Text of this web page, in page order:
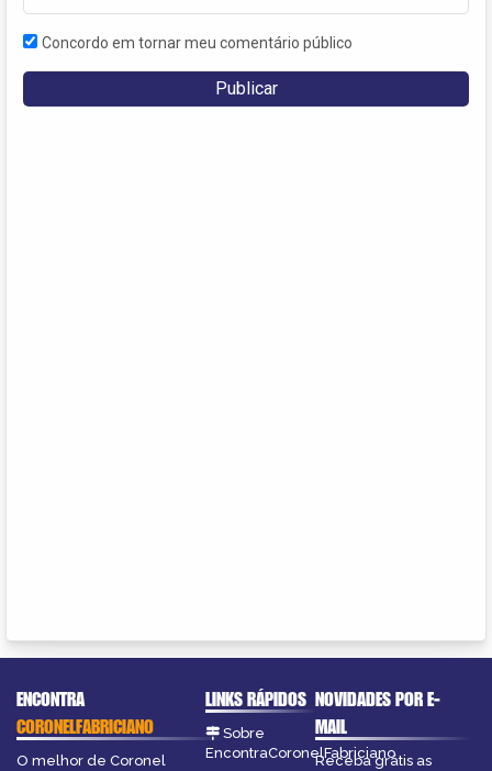
Concordo em tornar meu comentário público
ENCONTRA
CORONELFABRICIANO
O melhor de Coronel
LINKS RÁPIDOS
Sobre
EncontraCoronelFabriciano
NOVIDADES POR E-
MAIL
Receba grátis as